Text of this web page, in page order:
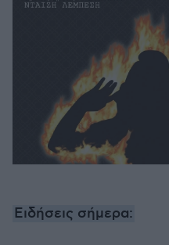
Ειδήσεις σήμερα: